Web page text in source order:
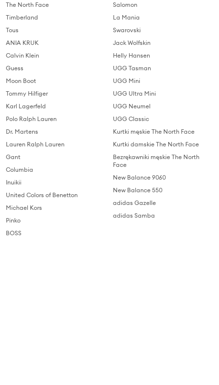
The North Face
Timberland
Tous
ANIA KRUK
Calvin Klein
Guess
Moon Boot
Tommy Hilfiger
Karl Lagerfeld
Polo Ralph Lauren
Dr. Martens
Lauren Ralph Lauren
Gant
Columbia
Inuikii
United Colors of Benetton
Michael Kors
Pinko
BOSS
Salomon
La Mania
Swarovski
Jack Wolfskin
Helly Hansen
UGG Tasman
UGG Mini
UGG Ultra Mini
UGG Neumel
UGG Classic
Kurtki męskie The North Face
Kurtki damskie The North Face
Bezrękawniki męskie The North
Face
New Balance 9060
New Balance 550
adidas Gazelle
adidas Samba